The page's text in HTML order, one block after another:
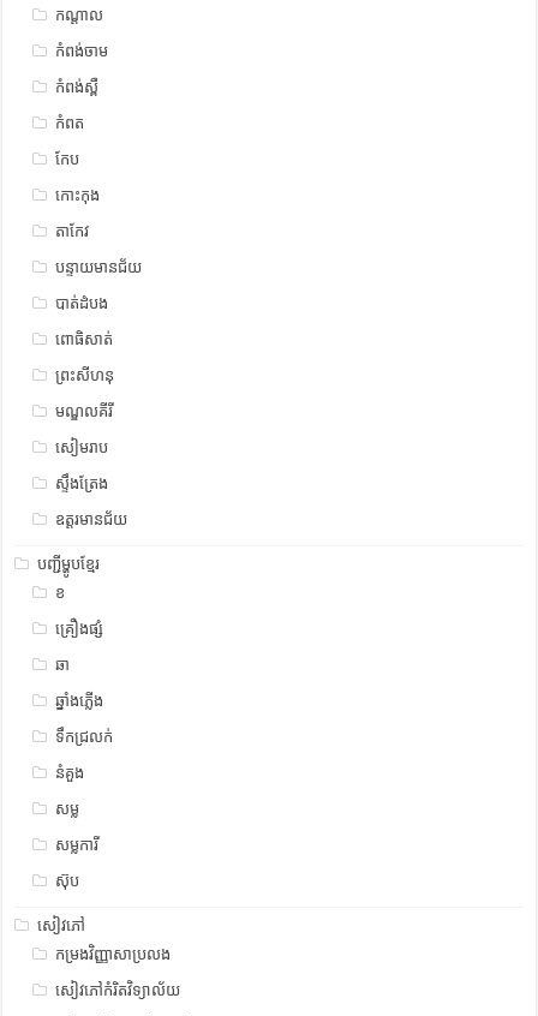
កណ្តាល
កំពង់ចាម
កំពង់ស្ពឺ
កំពត
កែប
កោះកុង
តាកែវ
បន្ទាយមានជ័យ
បាត់ដំបង
ពោធិសាត់
ព្រះសីហនុ
មណ្ឌលគីរី
សៀមរាប
ស្ទឹង​​ត្រែង
ឧត្ដរមានជ័យ
បញ្ជីម្ហូបខ្មែរ
ខ
គ្រឿងផ្សំ
ឆា
ឆ្នាំងភ្លើង
ទឹកជ្រលក់
នំគួង
សម្ល
សម្លការី
ស៊ុប
សៀវភៅ
កម្រងវិញ្ញាសាប្រលង
សៀវភៅកំរិតវិទ្យាល័យ